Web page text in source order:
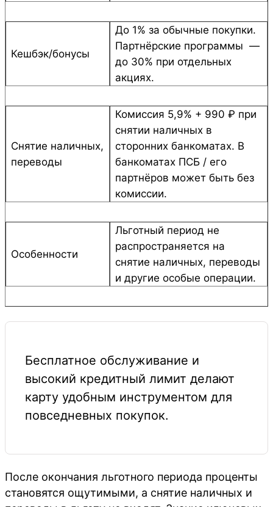
Кешбэк/бонусы
До 1% за обычные покупки.
Партнёрские программы —
до 30% при отдельных
акциях.
Снятие наличных,
переводы
Комиссия 5,9% + 990 ₽ при
снятии наличных в
сторонних банкоматах. В
банкоматах ПСБ / его
партнёров может быть без
комиссии.
Особенности
Льготный период не
распространяется на
снятие наличных, переводы
и другие особые операции.
Бесплатное обслуживание и
высокий кредитный лимит делают
карту удобным инструментом для
повседневных покупок.
После окончания льготного периода проценты
становятся ощутимыми, а снятие наличных и